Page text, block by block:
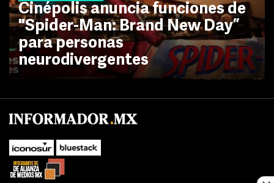
Cinépolis anuncia funciones de
"Spider-Man: Brand New Day”
para personas
neurodivergentes